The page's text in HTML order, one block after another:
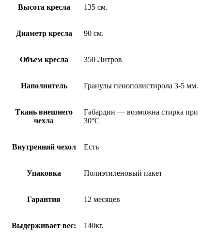
Высота кресла 135 см.
Диаметр кресла 90 см.
Объем кресла 350 Литров
Наполнитель Гранулы пенополистирола 3-5 мм.
Ткань внешнего
чехла
Габардин — возможна стирка при
30°С
Внутренний чехол Есть
Упаковка Полиэтиленовый пакет
Гарантия 12 месяцев
Выдерживает вес: 140кг.